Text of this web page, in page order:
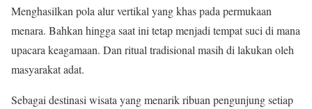
Menghasilkan pola alur vertikal yang khas pada permukaan
menara. Bahkan hingga saat ini tetap menjadi tempat suci di mana
upacara keagamaan. Dan ritual tradisional masih di lakukan oleh
masyarakat adat.
Sebagai destinasi wisata yang menarik ribuan pengunjung setiap